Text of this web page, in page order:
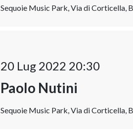
Sequoie Music Park, Via di Corticella,
20 Lug 2022 20:30
Paolo Nutini
Sequoie Music Park, Via di Corticella,